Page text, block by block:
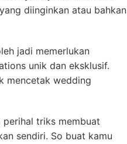
diinginkan atau bahkan
jadi memerlukan
unik dan eksklusif.
mencetak wedding
perihal triks membuat
sendiri. So buat kamu